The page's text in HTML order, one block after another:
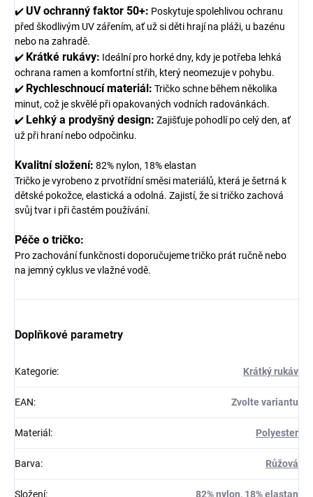
✔️UV ochranný faktor 50+: Poskytuje spolehlivou ochranu
před škodlivým UV zářením, ať už si děti hrají na pláži, u bazénu
nebo na zahradě.
✔️ Krátké rukávy: Ideální pro horké dny, kdy je potřeba lehká
ochrana ramen a komfortní střih, který neomezuje v pohybu.
✔️ Rychleschnoucí materiál: Tričko schne během několika
minut, což je skvělé při opakovaných vodních radovánkách.
✔️ Lehký a prodyšný design: Zajišťuje pohodlí po celý den, ať
už při hraní nebo odpočinku.
Kvalitní složení: 82% nylon, 18% elastan
Tričko je vyrobeno z prvotřídní směsi materiálů, která je šetrná k
dětské pokožce, elastická a odolná. Zajistí, že si tričko zachová
svůj tvar i při častém používání.
Péče o tričko:
Pro zachování funkčnosti doporučujeme tričko prát ručně nebo
na jemný cyklus ve vlažné vodě.
Doplňkové parametry
Kategorie: Krátký rukáv
EAN: Zvolte variantu
Materiál : Polyester
Barva: Růžová
Složení: 82% nylon, 18% elastan